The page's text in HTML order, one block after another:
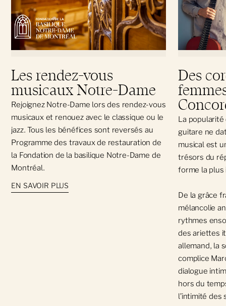
Les rendez-vous
musicaux Notre-Dame
Rejoignez Notre-Dame lors des rendez-vous
musicaux et renouez avec le classique ou le
jazz. Tous les bénéfices sont reversés au
Programme des travaux de restauration de
la Fondation de la basilique Notre-Dame de
Montréal.
EN SAVOIR PLUS
Des
La
guitare ne
musical est
trésors du
forme la plus
De la grâce
mélancolie
rythmes
des ariettes
allemand, la
complice
dialogue
hors du
l’intimité des